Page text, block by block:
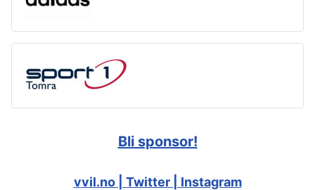
Bli sponsor!
vvil.no | Twitter | Instagram